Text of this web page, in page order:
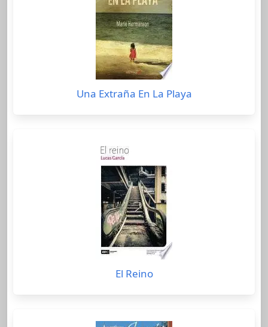
Una Extraña En La Playa
El Reino